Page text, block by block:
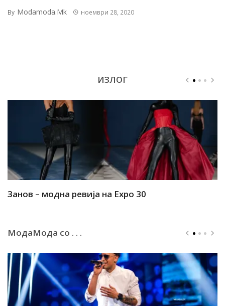
By Modamoda.mk ноември 28, 2020
ИЗЛОГ
Занов – модна ревија на Expo 30
МодаМода со . . .